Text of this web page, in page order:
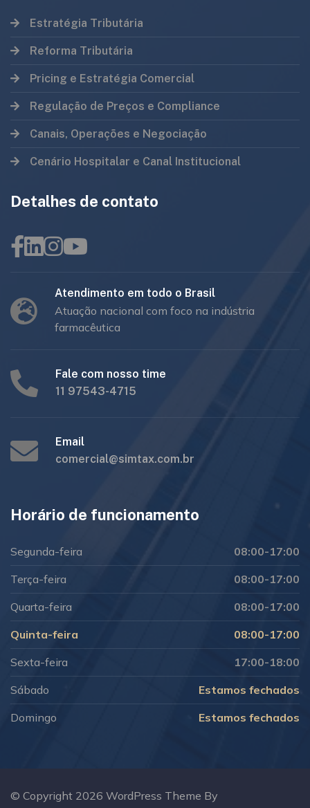
Estratégia Tributária
Reforma Tributária
Pricing e Estratégia Comercial
Regulação de Preços e Compliance
Canais, Operações e Negociação
Cenário Hospitalar e Canal Institucional
Detalhes de contato
Atendimento em todo o Brasil
Atuação nacional com foco na indústria
farmacêutica
Fale com nosso time
11 97543-4715
Email
comercial@simtax.com.br
Horário de funcionamento
Segunda-feira
08:00-17:00
Terça-feira
08:00-17:00
Quarta-feira
08:00-17:00
Quinta-feira
08:00-17:00
Sexta-feira
17:00-18:00
Sábado
Estamos fechados
Domingo
Estamos fechados
© Copyright 2026 WordPress Theme By